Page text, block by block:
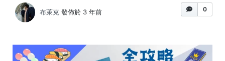
0
布萊克 發佈於 3 年前